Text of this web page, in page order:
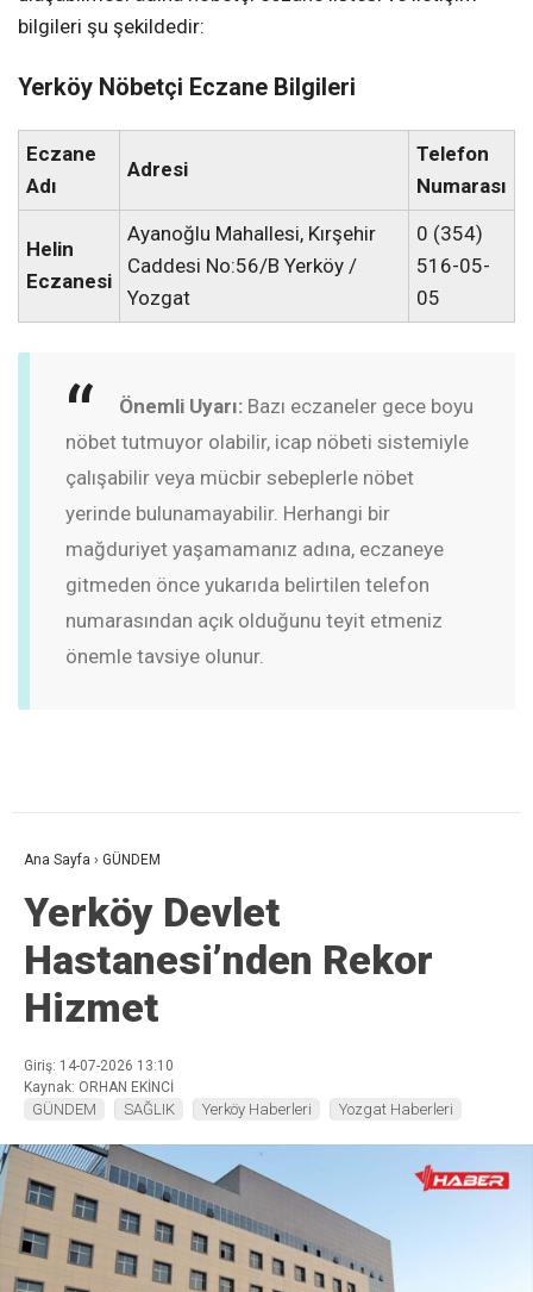
bilgileri şu şekildedir:
Yerköy Nöbetçi Eczane Bilgileri
Eczane
Adı
Adresi
Telefon
Numarası
Helin
Eczanesi
Ayanoğlu Mahallesi, Kırşehir
Caddesi No:56/B Yerköy /
Yozgat
0 (354)
516-05-
05
Önemli Uyarı: Bazı eczaneler gece boyu
nöbet tutmuyor olabilir, icap nöbeti sistemiyle
çalışabilir veya mücbir sebeplerle nöbet
yerinde bulunamayabilir. Herhangi bir
mağduriyet yaşamamanız adına, eczaneye
gitmeden önce yukarıda belirtilen telefon
numarasından açık olduğunu teyit etmeniz
önemle tavsiye olunur.
Ana Sayfa › GÜNDEM
Yerköy Devlet
Hastanesi’nden Rekor
Hizmet
Giriş: 14-07-2026 13:10
Kaynak: ORHAN EKİNCİ
GÜNDEM SAĞLIK Yerköy Haberleri Yozgat Haberleri